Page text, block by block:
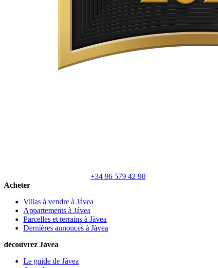
+34 96 579 42 90
Acheter
Villas à vendre à Jávea
Appartements à Jávea
Parcelles et terrains à Jàvea
Dernières annonces à Jàvea
découvrez Jávea
Le guide de Jávea